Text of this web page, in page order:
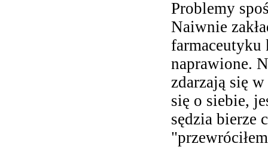
Problemy
Naiwnie
naprawione.
zdarzają się
się o siebie,
sędzia bierze